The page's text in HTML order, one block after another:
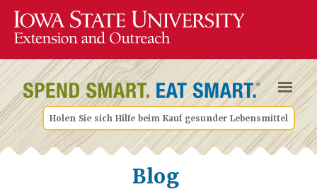
Holen Sie sich Hilfe beim Kauf gesunder Lebensmittel
Blog